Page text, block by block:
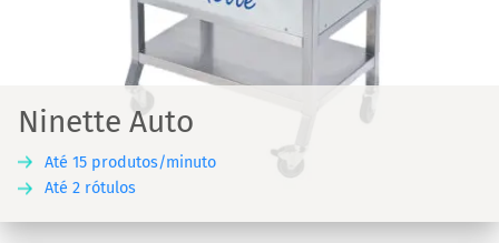
Ninette Auto
Até 15 produtos/minuto
Até 2 rótulos